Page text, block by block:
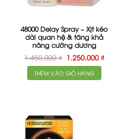
48000 Delay Spray – Xịt kéo
dài quan hệ & tăng khả
năng cường dương
1.450.000₫ Giá
gốc
là:
1.450.000 ₫.
1.250.000 ₫Giá
THÊM VÀO GIỎ HÀNG